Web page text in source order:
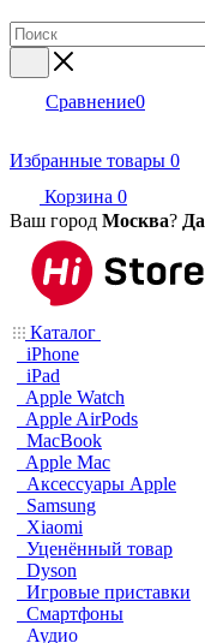
Сравнение0
Избранные товары 0
Корзина 0
Ваш город Москва? Да
Каталог
iPhone
iPad
Apple Watch
Apple AirPods
MacBook
Apple Mac
Аксессуары Apple
Samsung
Xiaomi
Уценённый товар
Dyson
Игровые приставки
Смартфоны
Аудио